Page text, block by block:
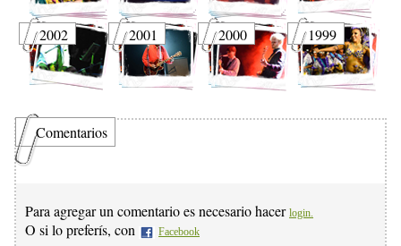
2002 2001 2000 1999
Comentarios
Para agregar un comentario es necesario hacer login.
O si lo preferís, con Facebook